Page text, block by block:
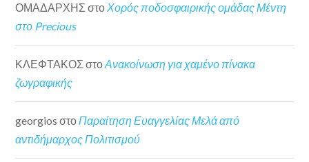
ΟΜΑΔΑΡΧΗΣ στοΧορός ποδοσφαιρικής ομάδας Μέντη
στο Precious
ΚΛΕΦΤΑΚΟΣ στοΑνακοίνωση για χαμένο πίνακα
ζωγραφικής
georgios στοΠαραίτηση Ευαγγελίας Μελά από
αντιδήμαρχος Πολιτισμού